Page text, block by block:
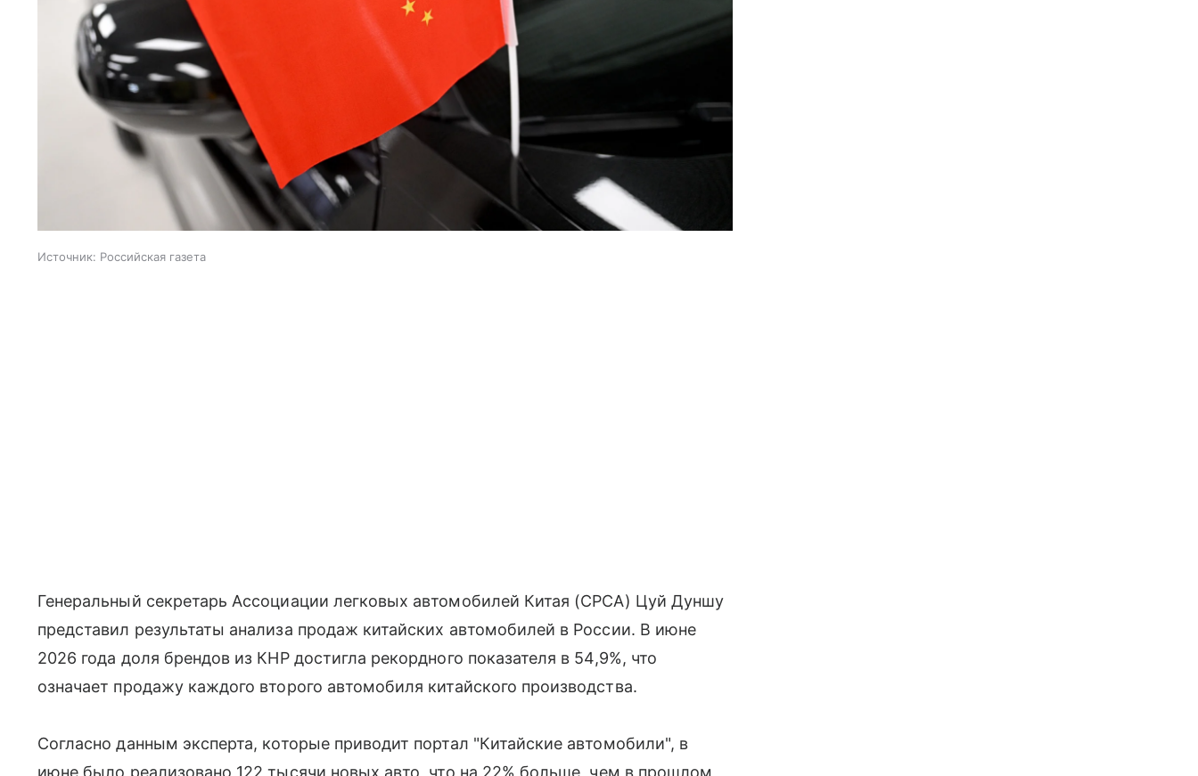
Источник: Российская газета
Генеральный секретарь Ассоциации легковых автомобилей Китая (CPCA) Цуй Дуншу
представил результаты анализа продаж китайских автомобилей в России. В июне
2026 года доля брендов из КНР достигла рекордного показателя в 54,9%, что
означает продажу каждого второго автомобиля китайского производства.
Согласно данным эксперта, которые приводит портал "Китайские автомобили", в
июне было реализовано 122 тысячи новых авто, что на 22% больше, чем в прошлом